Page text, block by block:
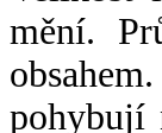
mění.
pohybují